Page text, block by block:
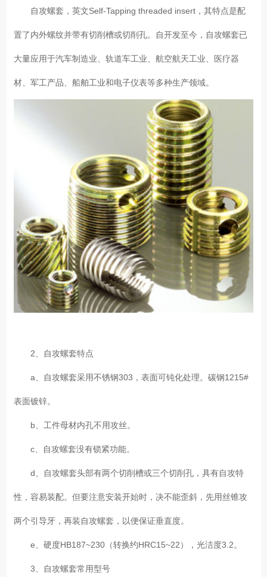
自攻螺套，英文Self-Tapping threaded insert，其特点是配
置了内外螺纹并带有切削槽或切削孔。自开发至今，自攻螺套已
大量应用于汽车制造业、轨道车工业、航空航天工业、医疗器
材、军工产品、船舶工业和电子仪表等多种生产领域。
2、自攻螺套特点
a、自攻螺套采用不锈钢303，表面可钝化处理。碳钢1215#
表面镀锌。
b、工件母材内孔不用攻丝。
c、自攻螺套没有锁紧功能。
d、自攻螺套头部有两个切削槽或三个切削孔，具有自攻特
性，容易装配。但要注意安装开始时，决不能歪斜，先用丝锥攻
两个引导牙，再装自攻螺套，以便保证垂直度。
e、硬度HB187~230（转换约HRC15~22），光洁度3.2。
3、自攻螺套常用型号